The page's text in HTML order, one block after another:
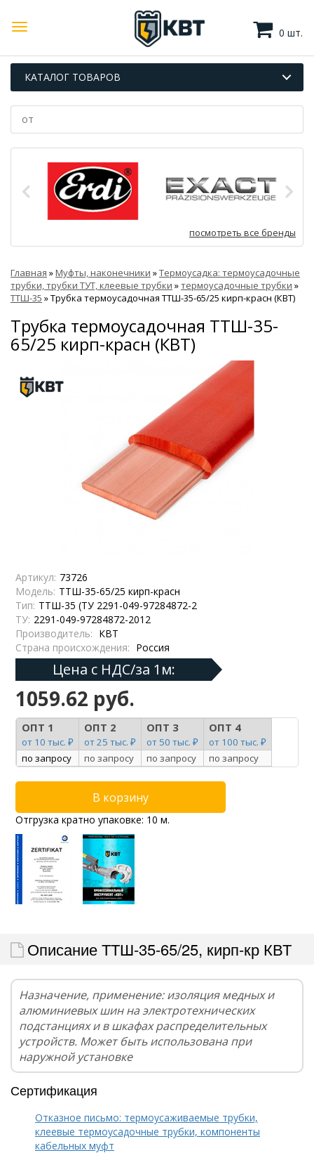
0 шт.
КАТАЛОГ ТОВАРОВ
посмотреть все бренды
Главная »Муфты, наконечники »Термоусадка: термоусадочные
трубки, трубки ТУТ, клеевые трубки »термоусадочные трубки »
ТТШ-35 »Трубка термоусадочная ТТШ-35-65/25 кирп-красн (КВТ)
Трубка термоусадочная ТТШ-35-
65/25 кирп-красн (КВТ)
Артикул: 73726
Модель: ТТШ-35-65/25 кирп-красн
Тип: ТТШ-35 (ТУ 2291-049-97284872-2
ТУ: 2291-049-97284872-2012
Производитель: КВТ
Страна происхождения: Россия
Цена с НДС/за 1м:
1059.62 руб.
ОПТ 1
от 10 тыс. ₽
ОПТ 2
от 25 тыс. ₽
ОПТ 3
от 50 тыс. ₽
ОПТ 4
от 100 тыс. ₽
по запросу
по запросу по запросу по запросу
Отгрузка кратно упаковке: 10 м.
Описание ТТШ-35-65/25, кирп-кр КВТ
Назначение, применение: изоляция медных и
алюминиевых шин на электротехнических
подстанциях и в шкафах распределительных
устройств. Может быть использована при
наружной установке
Сертификация
Отказное письмо: термоусаживаемые трубки,
клеевые термоусадочные трубки, компоненты
кабельных муфт